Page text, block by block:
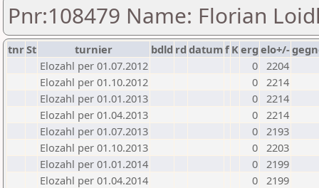
Pnr:108479 Name: Florian
tnrSt turnier bdld rd datumf Kerg elo+/-
Elozahl per 01.07.2012
0 2204
Elozahl per 01.10.2012
0 2214
Elozahl per 01.01.2013
0 2214
Elozahl per 01.04.2013
0 2214
Elozahl per 01.07.2013
0 2193
Elozahl per 01.10.2013
0 2203
Elozahl per 01.01.2014
0 2199
Elozahl per 01.04.2014
0 2199